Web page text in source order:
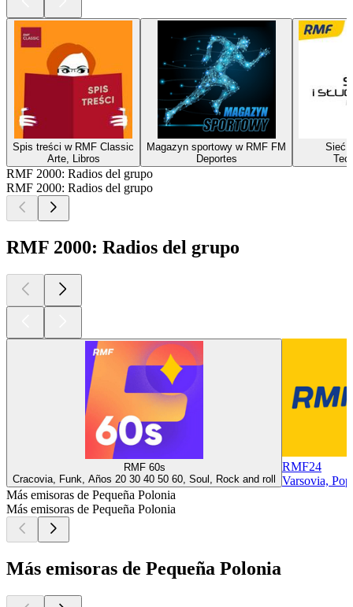
Spis treści w RMF Classic
Arte, Libros
Magazyn sportowy w RMF FM
Deportes
Sieć i
RMF 2000: Radios del grupo
RMF 2000: Radios del grupo
RMF 2000: Radios del grupo
RMF 60s
Cracovia, Funk, Años 20 30 40 50 60, Soul, Rock and roll
RMF24
Varsovia, Pop
Más emisoras de Pequeña Polonia
Más emisoras de Pequeña Polonia
Más emisoras de Pequeña Polonia